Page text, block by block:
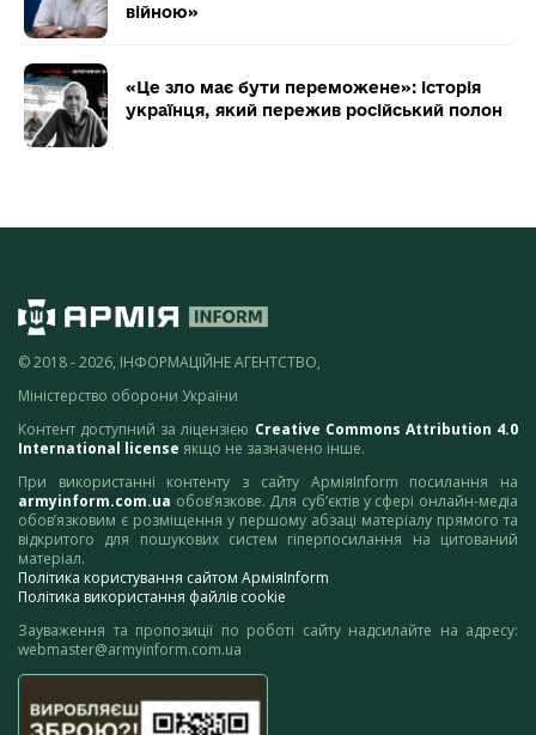
війною»
«Це зло має бути переможене»: історія
українця, який пережив російський полон
© 2018 - 2026, ІНФОРМАЦІЙНЕ АГЕНТСТВО,
Міністерство оборони України
Контент доступний за ліцензією Creative Commons Attribution 4.0
International license якщо не зазначено інше.
При використанні контенту з сайту АрміяInform посилання на
armyinform.com.ua обов’язкове. Для суб’єктів у сфері онлайн-медіа
обов’язковим є розміщення у першому абзаці матеріалу прямого та
відкритого для пошукових систем гіперпосилання на цитований
матеріал.
Політика користування сайтом АрміяInform
Політика використання файлів cookie
Зауваження та пропозиції по роботі сайту надсилайте на адресу:
webmaster@armyinform.com.ua